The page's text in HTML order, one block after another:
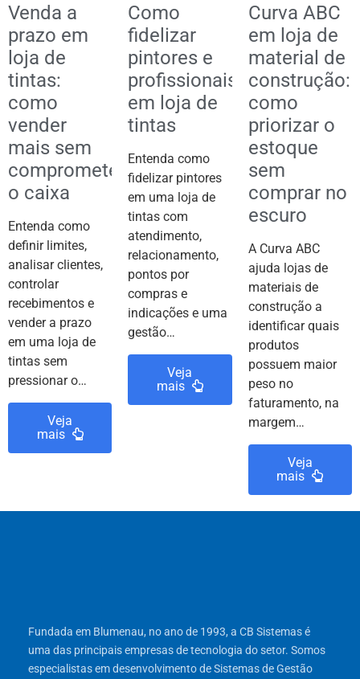
Venda a
prazo em
loja de
tintas:
como
vender
mais sem
comprometer
o caixa
Entenda como
definir limites,
analisar clientes,
controlar
recebimentos e
vender a prazo
em uma loja de
tintas sem
pressionar o…
Veja
mais
Como
fidelizar
pintores e
profissionais
em loja de
tintas
Entenda como
fidelizar pintores
em uma loja de
tintas com
atendimento,
relacionamento,
pontos por
compras e
indicações e uma
gestão…
Veja
mais
Curva ABC
em loja de
material de
construção:
como
priorizar o
estoque
sem
comprar no
escuro
A Curva ABC
ajuda lojas de
materiais de
construção a
identificar quais
produtos
possuem maior
peso no
faturamento, na
margem…
Veja
mais
Fundada em Blumenau, no ano de 1993, a CB Sistemas é
uma das principais empresas de tecnologia do setor. Somos
especialistas em desenvolvimento de Sistemas de Gestão